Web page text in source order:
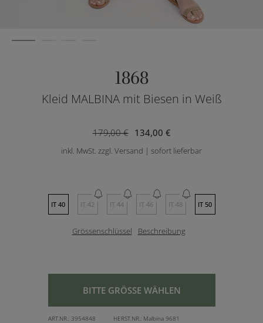
1868
Kleid MALBINA mit Biesen in Weiß
134,00 €
179,00 €
inkl. MwSt. zzgl. Versand | sofort lieferbar
IT 40 IT 42 IT 44 IT 46 IT 48 IT 50
Grössenschlüssel Beschreibung
BITTE GRÖSSE WÄHLEN
ART.NR.: 3954848 HERST.NR.: Malbina 9681